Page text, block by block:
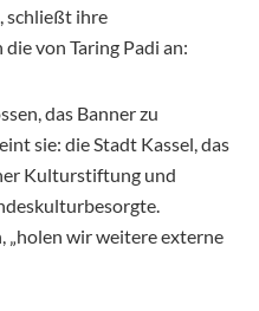
schließt ihre
von Taring Padi an:
das Banner zu
sie: die Stadt Kassel, das
Kulturstiftung und
„holen wir weitere externe